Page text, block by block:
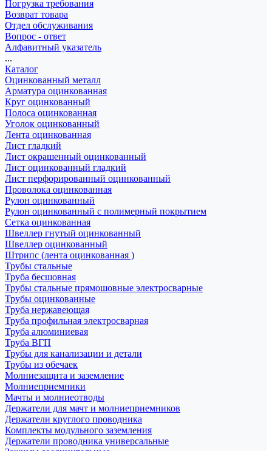
Погрузка требования
Возврат товара
Отдел обслуживания
Вопрос - ответ
Алфавитный указатель
...
Каталог
Оцинкованный металл
Арматура оцинкованная
Круг оцинкованный
Полоса оцинкованная
Уголок оцинкованный
Лента оцинкованная
Лист гладкий
Лист окрашенный оцинкованный
Лист оцинкованный гладкий
Лист перфорированный оцинкованный
Проволока оцинкованная
Рулон оцинкованный
Рулон оцинкованный с полимерный покрытием
Сетка оцинкованная
Швеллер гнутый оцинкованный
Швеллер оцинкованный
Штрипс (лента оцинкованная )
Трубы стальные
Труба бесшовная
Трубы стальные прямошовные электросварные
Трубы оцинкованные
Труба нержавеющая
Труба профильная электросварная
Труба алюминиевая
Труба ВГП
Трубы для канализации и детали
Трубы из обечаек
Молниезащита и заземление
Молниеприемники
Мачты и молниеотводы
Держатели для мачт и молниеприемников
Держатели круглого проводника
Комплекты модульного заземления
Держатели проводника универсальные